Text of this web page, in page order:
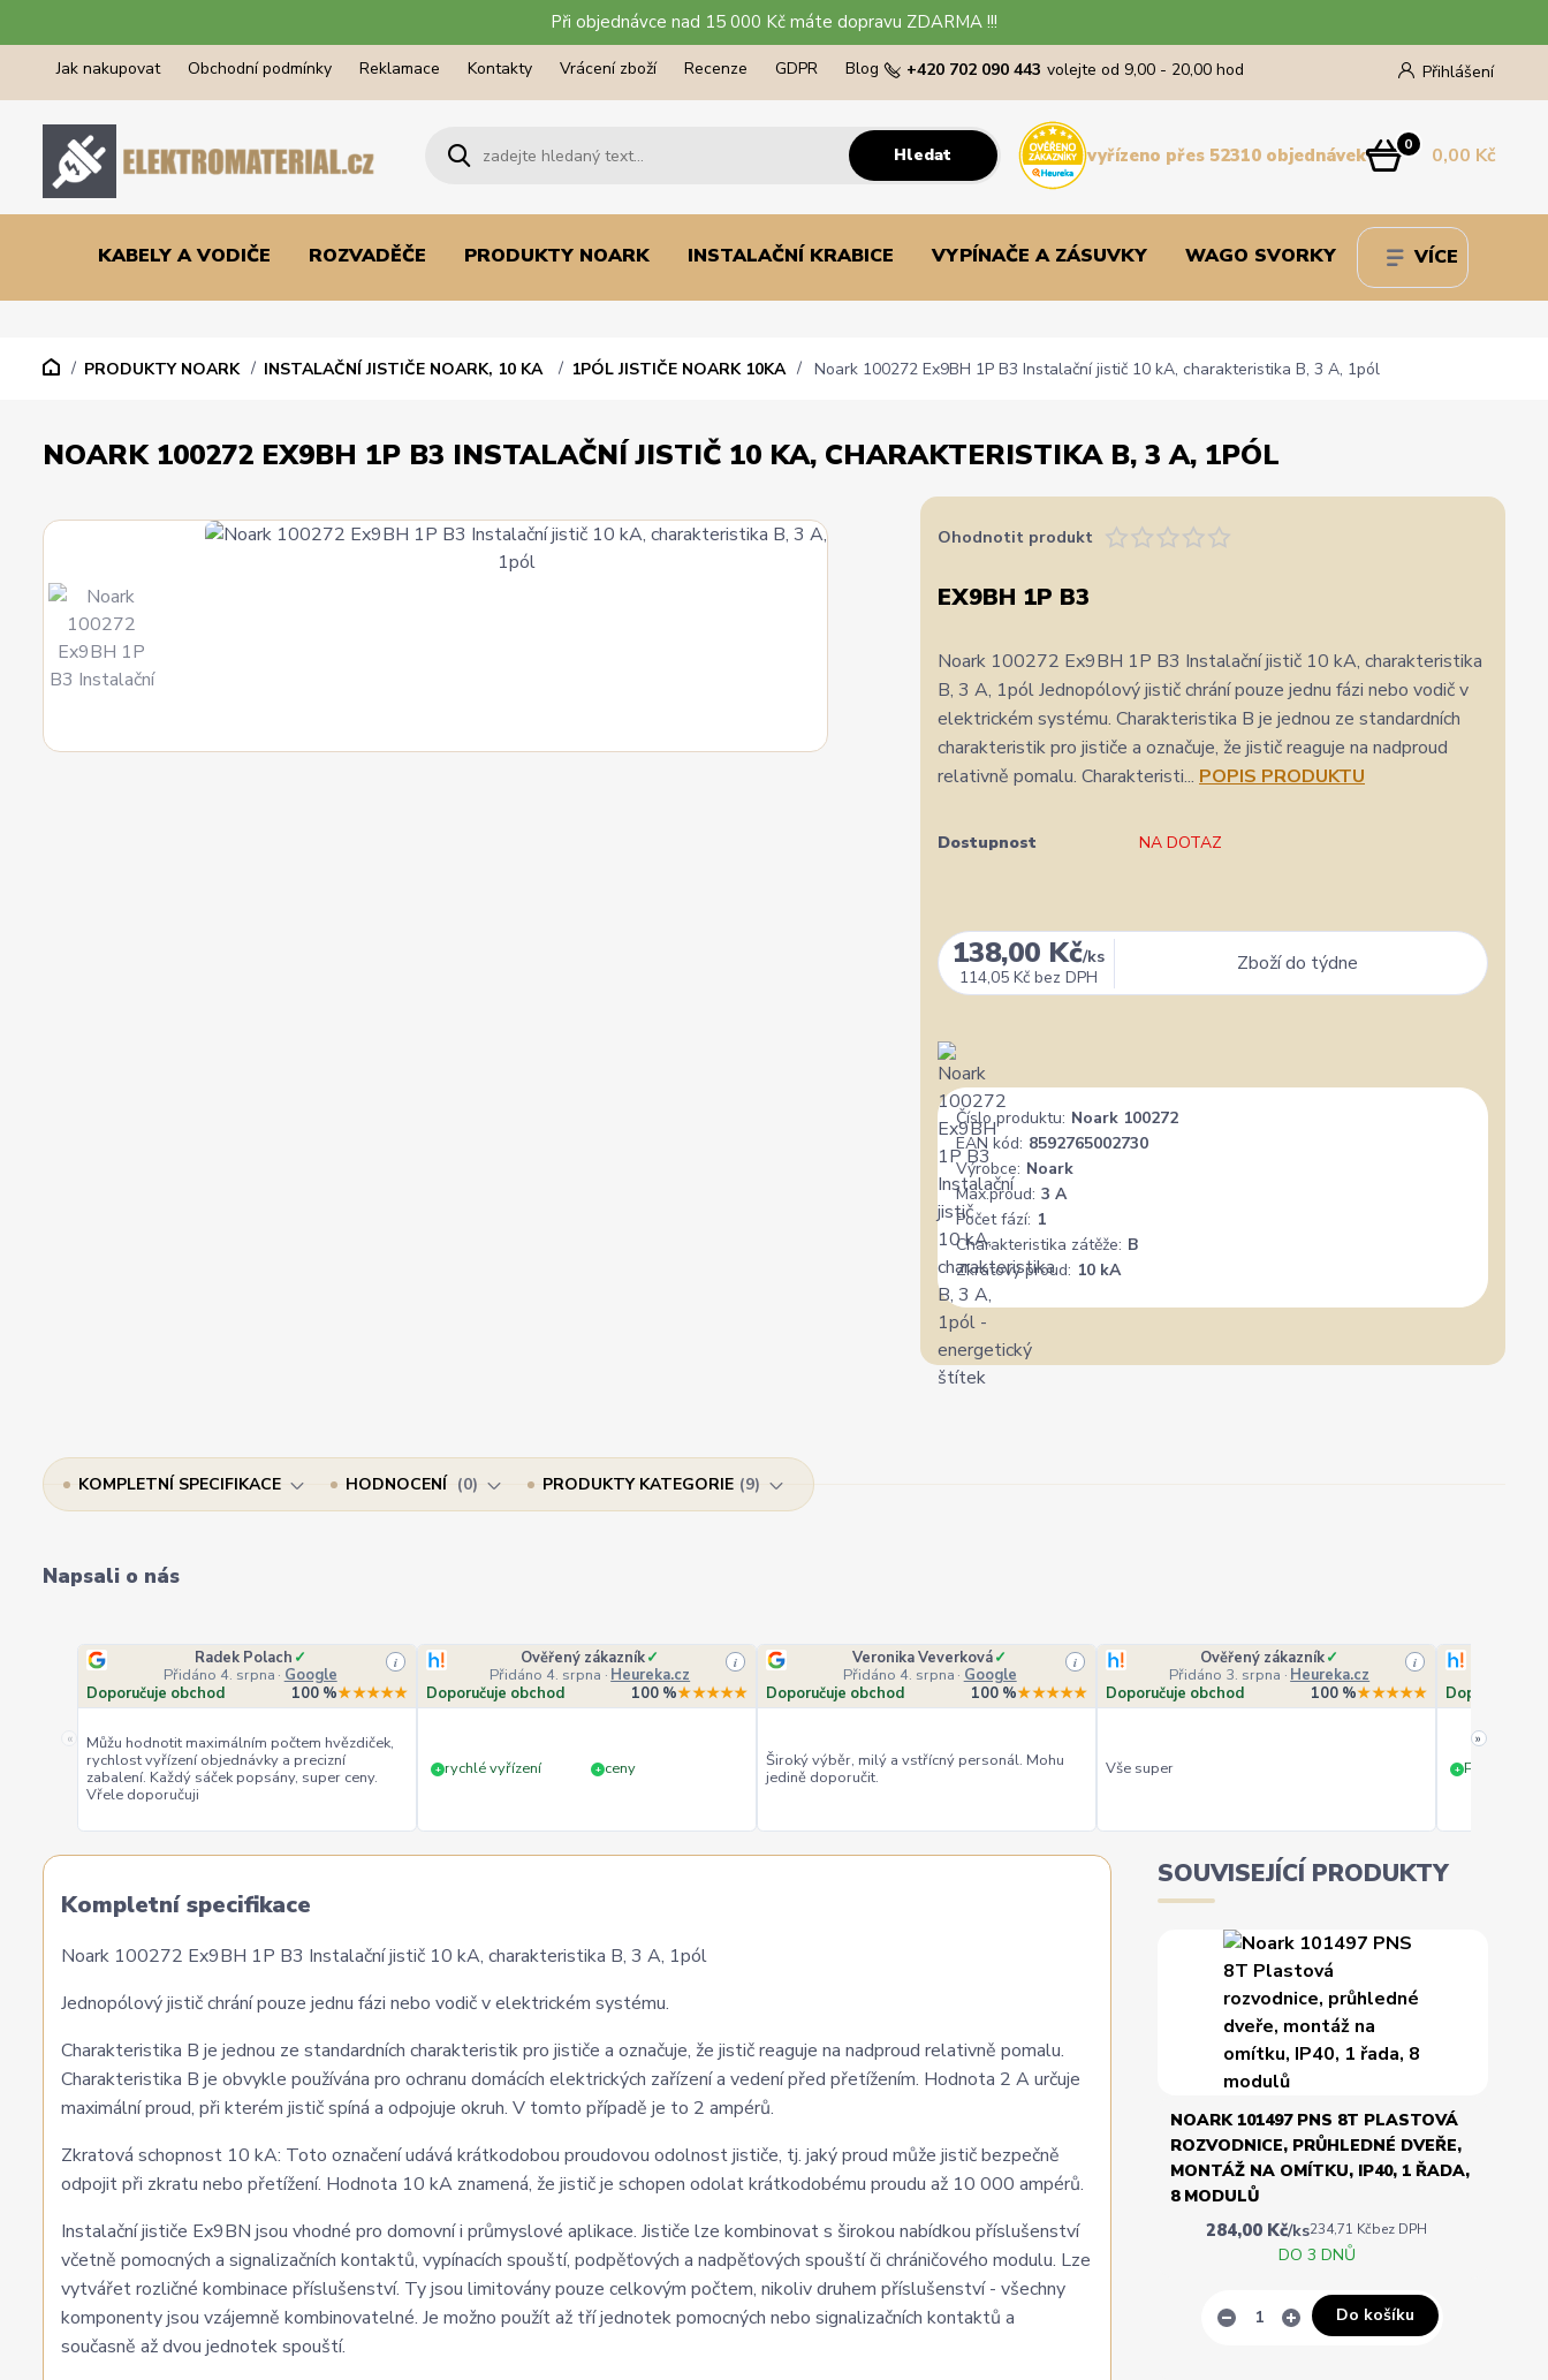
Při objednávce nad 15 000 Kč máte dopravu ZDARMA !!!
Jak nakupovat Obchodní podmínky Reklamace Kontakty Vrácení zboží Recenze GDPR Blog Přihlášení
Hledat
+420 702 090 443 volejte od 9,00 - 20,00 hod
0 0,00 Kč
vyřízeno přes 52310 objednávek
KABELY A VODIČE ROZVADĚČE PRODUKTY NOARK INSTALAČNÍ KRABICE VYPÍNAČE A ZÁSUVKY WAGO SVORKY VÍCE
PRODUKTY NOARK INSTALAČNÍ JISTIČE NOARK, 10 KA 1PÓL JISTIČE NOARK 10KA Noark 100272 Ex9BH 1P B3 Instalační jistič 10 kA, charakteristika B, 3 A, 1pól
NOARK 100272 EX9BH 1P B3 INSTALAČNÍ JISTIČ 10 KA, CHARAKTERISTIKA B, 3 A, 1PÓL
Ohodnotit produkt
EX9BH 1P B3
Noark 100272 Ex9BH 1P B3 Instalační jistič 10 kA, charakteristika
B, 3 A, 1pól Jednopólový jistič chrání pouze jednu fázi nebo vodič v
elektrickém systému. Charakteristika B je jednou ze standardních
charakteristik pro jističe a označuje, že jistič reaguje na nadproud
relativně pomalu. Charakteristi... POPIS PRODUKTU
Dostupnost NA DOTAZ
138,00 Kč/ks
114,05 Kč bez DPH
Zboží do týdne
Číslo produktu: Noark 100272
EAN kód: 8592765002730
Výrobce: Noark
Max.proud: 3 A
Počet fází: 1
Charakteristika zátěže: B
Zkratový proud: 10 kA
KOMPLETNÍ SPECIFIKACE HODNOCENÍ 0 PRODUKTY KATEGORIE 9
Napsali o nás
«
Radek Polach ✓
Přidáno 4. srpna · Google
i
Doporučuje obchod 100 %★★★★★
Můžu hodnotit maximálním počtem hvězdiček,
rychlost vyřízení objednávky a precizní
zabalení. Každý sáček popsány, super ceny.
Vřele doporučuji
Ověřený zákazník✓
Přidáno 4. srpna · Heureka.cz
i
Doporučuje obchod 100 %★★★★★
+ rychlé vyřízení + ceny
Veronika Veverková✓
Přidáno 4. srpna · Google
i
Doporučuje obchod 100 %★★★★★
Široký výběr, milý a vstřícný personál. Mohu
jedině doporučit.
Ověřený zákazník✓
Přidáno 3. srpna · Heureka.cz
i
Doporučuje obchod 100 %★★★★★
Vše super
Doporučuje
+ PERFEKTNÍ
»
Kompletní specifikace
Noark 100272 Ex9BH 1P B3 Instalační jistič 10 kA, charakteristika B, 3 A, 1pól
Jednopólový jistič chrání pouze jednu fázi nebo vodič v elektrickém systému.
Charakteristika B je jednou ze standardních charakteristik pro jističe a označuje, že jistič reaguje na nadproud relativně pomalu.
Charakteristika B je obvykle používána pro ochranu domácích elektrických zařízení a vedení před přetížením. Hodnota 2 A určuje
maximální proud, při kterém jistič spíná a odpojuje okruh. V tomto případě je to 2 ampérů.
Zkratová schopnost 10 kA: Toto označení udává krátkodobou proudovou odolnost jističe, tj. jaký proud může jistič bezpečně
odpojit při zkratu nebo přetížení. Hodnota 10 kA znamená, že jistič je schopen odolat krátkodobému proudu až 10 000 ampérů.
Instalační jističe Ex9BN jsou vhodné pro domovní i průmyslové aplikace. Jističe lze kombinovat s širokou nabídkou příslušenství
včetně pomocných a signalizačních kontaktů, vypínacích spouští, podpěťových a nadpěťových spouští či chráničového modulu. Lze
vytvářet rozličné kombinace příslušenství. Ty jsou limitovány pouze celkovým počtem, nikoliv druhem příslušenství - všechny
komponenty jsou vzájemně kombinovatelné. Je možno použít až tří jednotek pomocných nebo signalizačních kontaktů a
současně až dvou jednotek spouští.
SOUVISEJÍCÍ PRODUKTY
NOARK 101497 PNS 8T PLASTOVÁ
ROZVODNICE, PRŮHLEDNÉ DVEŘE,
MONTÁŽ NA OMÍTKU, IP40, 1 ŘADA,
8 MODULŮ
284,00 Kč/ks234,71 Kčbez DPH
DO 3 DNŮ
Do košíku